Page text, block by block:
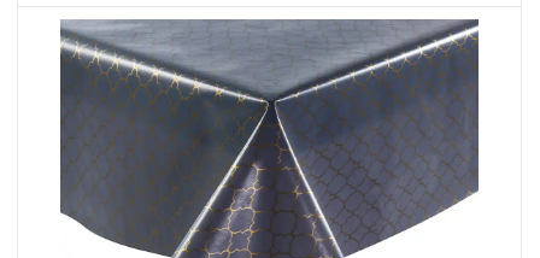
阅读更多